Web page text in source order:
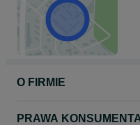
O FIRMIE
PRAWA